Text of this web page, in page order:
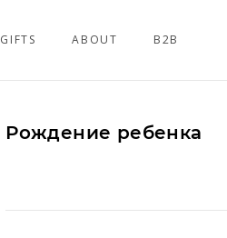
GIFTS ABOUT B2B
Рождение ребенка